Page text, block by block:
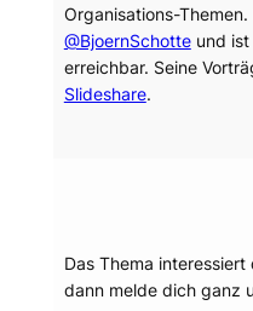
Organisations-
@BjoernSchotteund ist
erreichbar. Seine
Slideshare.
Das Thema
dann melde dich ganz